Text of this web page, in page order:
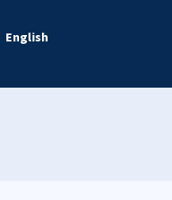
English